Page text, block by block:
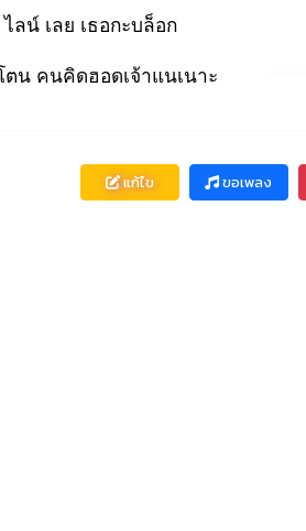
ไลน์ เลย เธอกะบล็อก
น คนคิดฮอดเจ้าแนเนาะ
แก้ไข ขอเพลง